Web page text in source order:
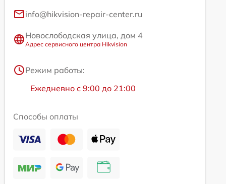
info@hikvision-repair-center.ru
Новослободская улица, дом 4
Адрес сервисного центра Hikvision
Режим работы:
Ежедневно с 9:00 до 21:00
Способы оплаты